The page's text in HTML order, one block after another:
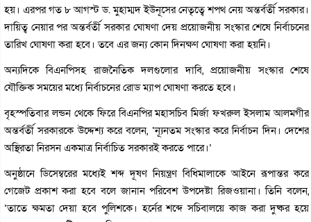
হয়। এরপর গত ৮ আগস্ট ড. মুহাম্মদ ইউনূসের নেতৃত্বে শপথ নেয় অন্তর্বর্তী সরকার।
দায়িত্ব নেয়ার পর অন্তর্বর্তী সরকার ঘোষণা দেয় প্রয়োজনীয় সংস্কার শেষে নির্বাচনের
তারিখ ঘোষণা করা হবে। তবে এর জন্য কোন দিনক্ষণ ঘোষণা করা হয়নি।
অন্যদিকে বিএনপিসহ রাজনৈতিক দলগুলোর দাবি, প্রয়োজনীয় সংস্কার শেষে
যৌক্তিক সময়ের মধ্যে নির্বাচনের রোড ম্যাপ ঘোষণা করতে হবে।
বৃহস্পতিবার লন্ডন থেকে ফিরে বিএনপির মহাসচিব মির্জা ফখরুল ইসলাম আলমগীর
অন্তর্বর্তী সরকারকে উদ্দেশ্য করে বলেন, ‘ন্যূনতম সংস্কার করে নির্বাচন দিন। দেশের
অস্থিরতা নিরসন একমাত্র নির্বাচিত সরকারই করতে পারে।’
অনুষ্ঠানে ডিসেম্বরের মধ্যেই শব্দ দূষণ নিয়ন্ত্রণ বিধিমালাকে আইনে রূপান্তর করে
গেজেট প্রকাশ করা হবে বলে জানান পরিবেশ উপদেষ্টা রিজওয়ানা। তিনি বলেন,
‘তাতে ক্ষমতা দেয়া হবে পুলিশকে। হর্নের শব্দে সচিবালয়ে কাজ করা দুষ্কর হয়ে